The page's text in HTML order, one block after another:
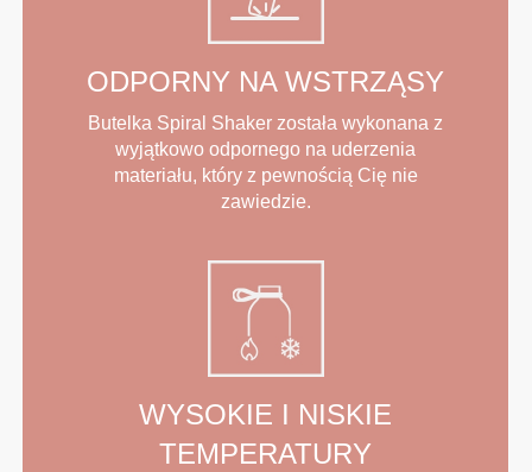
ODPORNY NA WSTRZĄSY
Butelka Spiral Shaker została wykonana z
wyjątkowo odpornego na uderzenia
materiału, który z pewnością Cię nie
zawiedzie.
WYSOKIE I NISKIE
TEMPERATURY